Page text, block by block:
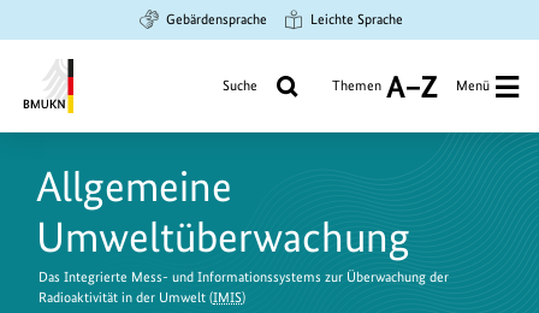
Hauptinhalt
springen
Suche
springen
Hauptnavigation
springen
Gebärdensprache Leichte Sprache
Umwelt,
Klimaschutz,
Naturschutz
und
nukleare
Suche Themen
A
Z
Menü
Allgemeine
Umweltüberwachung
Das Integrierte Mess- und Informationssystems zur Überwachung der
Radioaktivität in der Umwelt (IMIS)